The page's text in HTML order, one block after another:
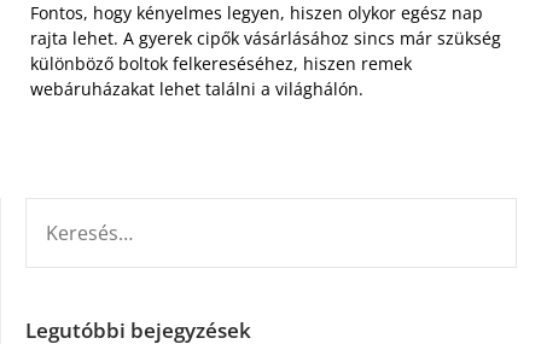
Fontos, hogy kényelmes legyen, hiszen olykor egész nap
rajta lehet. A gyerek cipők vásárlásához sincs már szükség
különböző boltok felkereséséhez, hiszen remek
webáruházakat lehet találni a világhálón.
Legutóbbi bejegyzések